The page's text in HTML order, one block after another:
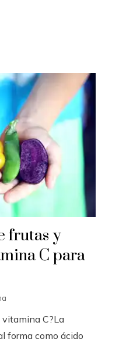
frutas y
C para
vitamina C?La
forma como ácido